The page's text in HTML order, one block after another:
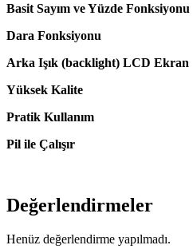
Basit Sayım ve Yüzde Fonksiyonu
Dara Fonksiyonu
Arka Işık (backlight) LCD Ekran
Yüksek Kalite
Pratik Kullanım
Pil ile Çalışır
Değerlendirmeler
Henüz değerlendirme yapılmadı.